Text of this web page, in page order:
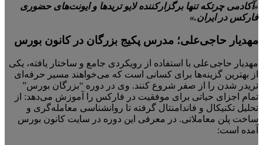
«آکادمی چرتکه تنها برگزارکننده لایو تریدها و ایونت‌های حضوری
فارکس در ایران.»
مهدیار حاجی‌علی؛ مدرس پکیج بزرگان در کانون بورس
مهدیار حاجی‌علی با استفاده از رویکردی جامع و ساختار یافته، یکی
از بهترین گزینه‌ها برای کسانی است که می‌خواهند مسیر حرفه‌ای
تریدر شدن را از صفر شروع کنند. وی در دوره “بزرگان بورس”
تمام اجزای حیاتی برای موفقیت در فارکس را آموزش می‌دهد: از
تحلیل تکنیکال و فاندامنتال گرفته تا روانشناسی معامله‌گری و
ساخت پلن معاملاتی. در معرفی این دوره در سایت کانون بورس
آمده است: